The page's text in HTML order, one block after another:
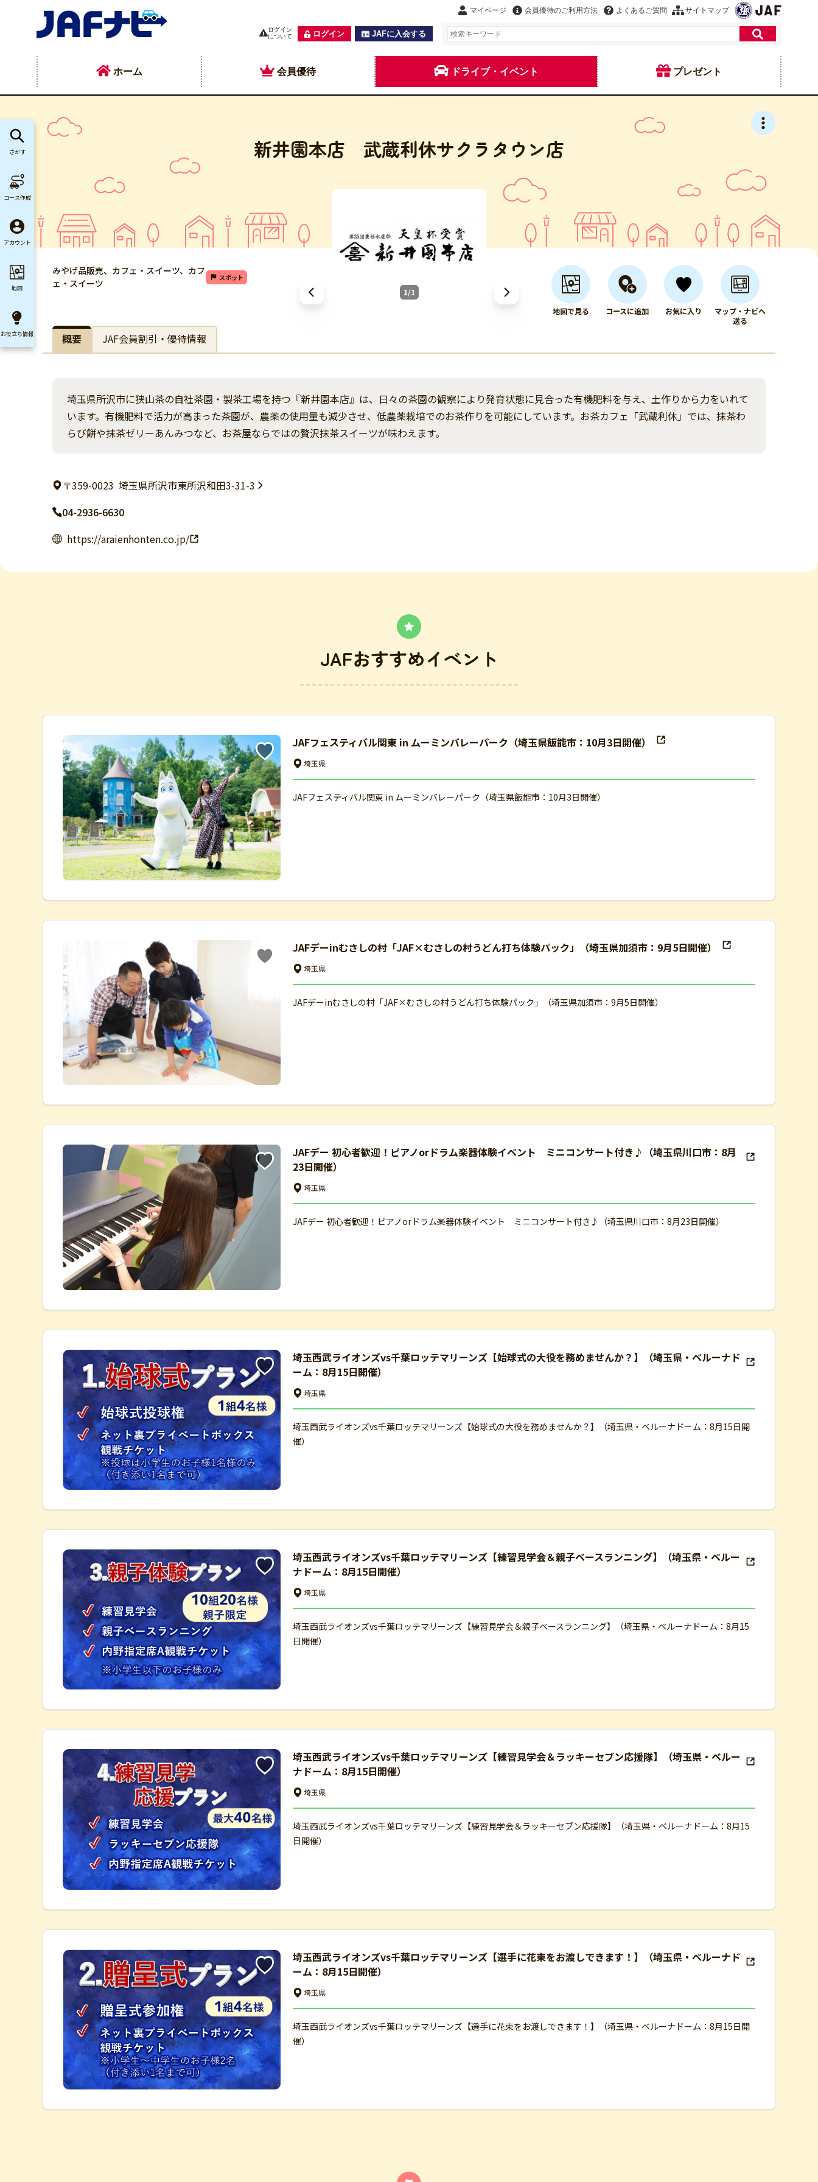
マイページ 会員優待のご利用方法 よくあるご質問 サイトマップ
ログイン
について
ログイン JAFに入会する
ホーム 会員優待 ドライブ・イベント プレゼント
新井園本店 武蔵利休サクラタウン店
1/1
みやげ品販売、カフェ・スイーツ、カフ
ェ・スイーツ
スポット
地図で見る コースに追加 お気に入り
マップ・ナビへ
送る
概要 JAF会員割引・優待情報
埼玉県所沢市に狭山茶の自社茶園・製茶工場を持つ『新井園本店』は、日々の茶園の観察により発育状態に見合った有機肥料を与え、土作りから力をいれて
います。有機肥料で活力が高まった茶園が、農薬の使用量も減少させ、低農薬栽培でのお茶作りを可能にしています。お茶カフェ「武蔵利休」では、抹茶わ
らび餅や抹茶ゼリーあんみつなど、お茶屋ならではの贅沢抹茶スイーツが味わえます。
〒359-0023 埼玉県所沢市東所沢和田3-31-3
04-2936-6630
https://araienhonten.co.jp/
JAFおすすめイベント
JAFフェスティバル関東 in ムーミンバレーパーク（埼玉県飯能市：10月3日開催）
埼玉県
JAFフェスティバル関東 in ムーミンバレーパーク（埼玉県飯能市：10月3日開催）
JAFデーinむさしの村「JAF×むさしの村うどん打ち体験パック」（埼玉県加須市：9月5日開催）
埼玉県
JAFデーinむさしの村「JAF×むさしの村うどん打ち体験パック」（埼玉県加須市：9月5日開催）
JAFデー 初心者歓迎！ピアノorドラム楽器体験イベント ミニコンサート付き♪（埼玉県川口市：8月
23日開催）
埼玉県
JAFデー 初心者歓迎！ピアノorドラム楽器体験イベント ミニコンサート付き♪（埼玉県川口市：8月23日開催）
埼玉西武ライオンズvs千葉ロッテマリーンズ【始球式の大役を務めませんか？】（埼玉県・ベルーナド
ーム：8月15日開催）
埼玉県
埼玉西武ライオンズvs千葉ロッテマリーンズ【始球式の大役を務めませんか？】（埼玉県・ベルーナドーム：8月15日開
催）
埼玉西武ライオンズvs千葉ロッテマリーンズ【練習見学会＆親子ベースランニング】（埼玉県・ベルー
ナドーム：8月15日開催）
埼玉県
埼玉西武ライオンズvs千葉ロッテマリーンズ【練習見学会＆親子ベースランニング】（埼玉県・ベルーナドーム：8月15
日開催）
埼玉西武ライオンズvs千葉ロッテマリーンズ【練習見学会＆ラッキーセブン応援隊】（埼玉県・ベルー
ナドーム：8月15日開催）
埼玉県
埼玉西武ライオンズvs千葉ロッテマリーンズ【練習見学会＆ラッキーセブン応援隊】（埼玉県・ベルーナドーム：8月15
日開催）
埼玉西武ライオンズvs千葉ロッテマリーンズ【選手に花束をお渡しできます！】（埼玉県・ベルーナド
ーム：8月15日開催）
埼玉県
埼玉西武ライオンズvs千葉ロッテマリーンズ【選手に花束をお渡しできます！】（埼玉県・ベルーナドーム：8月15日開
催）
さがす
コース作成
アカウント
地図
お役立ち情報